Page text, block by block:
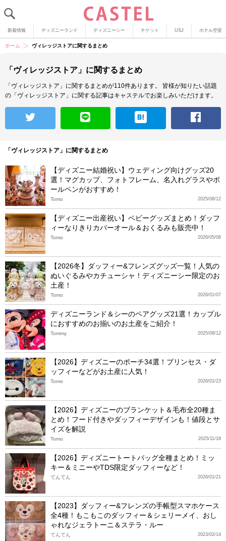
新着情報 ディズニーランド ディズニーシー チケット USJ ホテル空室
ホーム ヴィレッジストアに関するまとめ
「ヴィレッジストア」に関するまとめ
「ヴィレッジストア」に関するまとめが110件あります。
皆様が知りたい話題
の「ヴィレッジストア」に関する記事はキャステルでお楽しみいただけます。
「ヴィレッジストア」に関するまとめ
【ディズニー結婚祝い】ウェディング向けグッズ20
選！マグカップ、フォトフレーム、名入れグラスやボ
ールペンがおすすめ！
2025/08/12
Tomo
【ディズニー出産祝い】ベビーグッズまとめ！ダッフ
ィーなりきりカバーオール＆おくるみも販売中！
2026/05/08
Tomo
【2026冬】ダッフィー&フレンズグッズ一覧！人気の
ぬいぐるみやカチューシャ！ディズニーシー限定のお
土産！
2026/01/07
Tomo
ディズニーランド＆シーのペアグッズ21選！カップル
におすすめのお揃いのお土産をご紹介！
2025/08/12
Tommy
【2026】ディズニーのポーチ34選！プリンセス・ダ
ッフィーなどがお土産に人気！
2026/01/23
Tomo
【2026】ディズニーのブランケット＆毛布全20種ま
とめ！フード付きやダッフィーデザインも！値段とサ
イズを解説
2025/11/18
Tomo
【2026】ディズニートートバッグ全種まとめ！ミッ
キー＆ミニーやTDS限定ダッフィーなど！
2026/01/21
てんてん
【2023】ダッフィー&フレンズの手帳型スマホケース
全4種！もこもこのダッフィー＆シェリーメイ、おし
ゃれなジェラトーニ＆ステラ・ルー
2023/02/14
てんてん